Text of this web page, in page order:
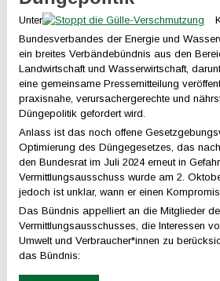
Unter
Bundesverbandes der Energie und
ein breites Verbändebündnis aus den
Landwirtschaft und Wasserwirtschaft,
eine gemeinsame Pressemitteilung
praxisnahe, verursachergerechte und
Düngepolitik gefordert wird.
Anlass ist das noch offene
Optimierung des Düngegesetzes, das
den Bundesrat im Juli 2024 erneut in
Vermittlungsausschuss wurde am 2.
jedoch ist unklar, wann er einen
Das Bündnis appelliert an die Mitglieder
Vermittlungsausschusses, die Interessen
Umwelt und Verbraucher*innen zu
das Bündnis: